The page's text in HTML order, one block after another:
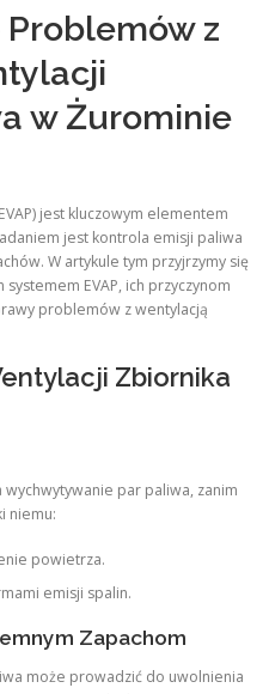
z
w Żurominie
jest kluczowym elementem
jest kontrola emisji paliwa
W artykule tym przyjrzymy się
EVAP, ich przyczynom
problemów z wentylacją
Zbiornika
wychwytywanie par paliwa, zanim
niemu:
powietrza.
emisji spalin.
Zapachom
może prowadzić do uwolnienia